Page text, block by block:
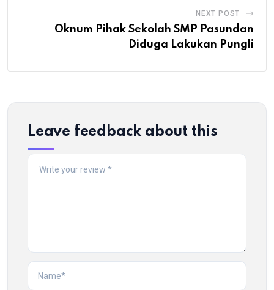
NEXT POST
Oknum Pihak Sekolah SMP Pasundan
Diduga Lakukan Pungli
Leave feedback about this